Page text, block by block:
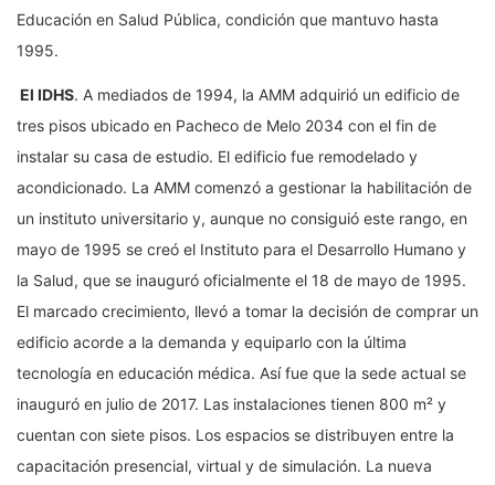
Educación en Salud Pública, condición que mantuvo hasta
1995.
El IDHS. A mediados de 1994, la AMM adquirió un edificio de
tres pisos ubicado en Pacheco de Melo 2034 con el fin de
instalar su casa de estudio. El edificio fue remodelado y
acondicionado. La AMM comenzó a gestionar la habilitación de
un instituto universitario y, aunque no consiguió este rango, en
mayo de 1995 se creó el Instituto para el Desarrollo Humano y
la Salud, que se inauguró oficialmente el 18 de mayo de 1995.
El marcado crecimiento, llevó a tomar la decisión de comprar un
edificio acorde a la demanda y equiparlo con la última
tecnología en educación médica. Así fue que la sede actual se
inauguró en julio de 2017. Las instalaciones tienen 800 m² y
cuentan con siete pisos. Los espacios se distribuyen entre la
capacitación presencial, virtual y de simulación. La nueva